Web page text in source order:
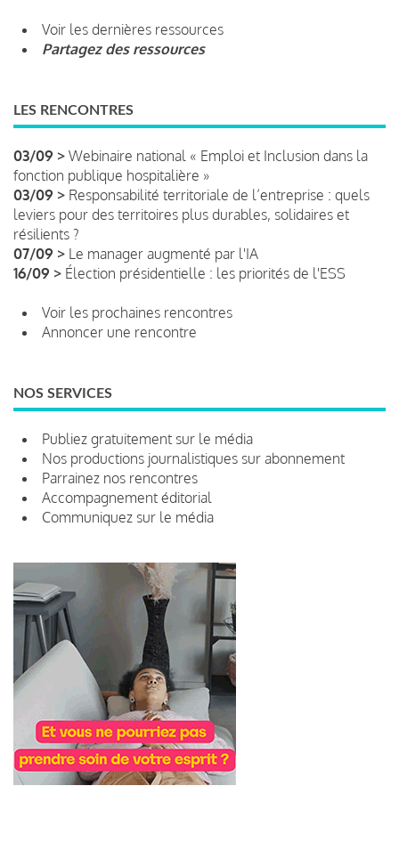
Voir les dernières ressources
Partagez des ressources
LES RENCONTRES
03/09 > Webinaire national « Emploi et Inclusion dans la
fonction publique hospitalière »
03/09 > Responsabilité territoriale de l’entreprise : quels
leviers pour des territoires plus durables, solidaires et
résilients ?
07/09 > Le manager augmenté par l'IA
16/09 > Élection présidentielle : les priorités de l'ESS
Voir les prochaines rencontres
Annoncer une rencontre
NOS SERVICES
Publiez gratuitement sur le média
Nos productions journalistiques sur abonnement
Parrainez nos rencontres
Accompagnement éditorial
Communiquez sur le média